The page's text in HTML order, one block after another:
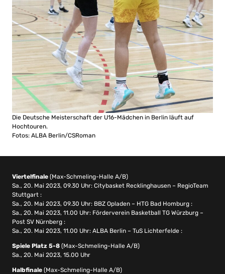
Die Deutsche Meisterschaft der U16-Mädchen in Berlin läuft auf
Hochtouren.
Fotos: ALBA Berlin/CSRoman
Viertelfinale (Max-Schmeling-Halle A/B)
Sa., 20. Mai 2023, 09.30 Uhr: Citybasket Recklinghausen – RegioTeam
Stuttgart :
Sa., 20. Mai 2023, 09.30 Uhr: BBZ Opladen – HTG Bad Homburg :
Sa., 20. Mai 2023, 11.00 Uhr: Förderverein Basketball TG Würzburg –
Post SV Nürnberg :
Sa., 20. Mai 2023, 11.00 Uhr: ALBA Berlin – TuS Lichterfelde :
Spiele Platz 5-8 (Max-Schmeling-Halle A/B)
Sa., 20. Mai 2023, 15.00 Uhr
Halbfinale (Max-Schmeling-Halle A/B)